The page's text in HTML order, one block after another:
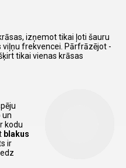
izņemot tikai ļoti šauru
frekvencei. Pārfrāzējot -
tikai vienas krāsas
un
kodu
blakus
ir